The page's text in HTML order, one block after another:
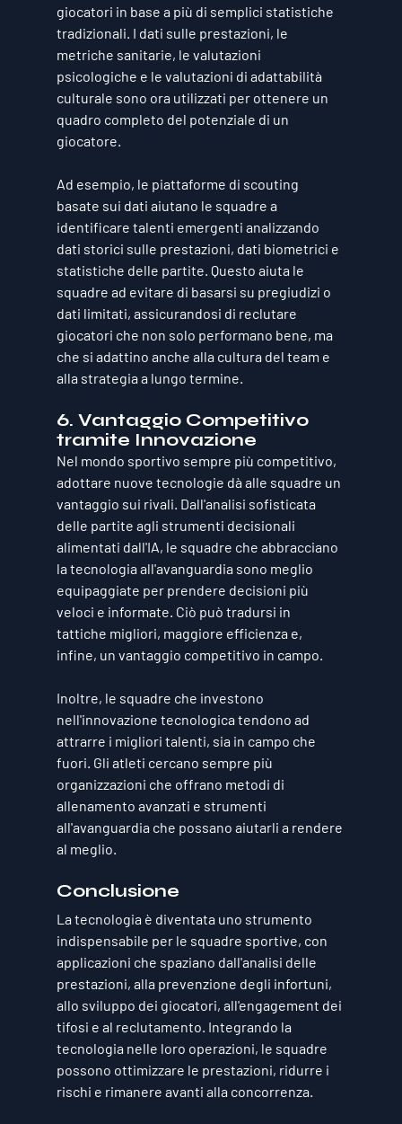
giocatori in base a più di semplici statistiche
tradizionali. I dati sulle prestazioni, le
metriche sanitarie, le valutazioni
psicologiche e le valutazioni di adattabilità
culturale sono ora utilizzati per ottenere un
quadro completo del potenziale di un
giocatore.
Ad esempio, le piattaforme di scouting
basate sui dati aiutano le squadre a
identificare talenti emergenti analizzando
dati storici sulle prestazioni, dati biometrici e
statistiche delle partite. Questo aiuta le
squadre ad evitare di basarsi su pregiudizi o
dati limitati, assicurandosi di reclutare
giocatori che non solo performano bene, ma
che si adattino anche alla cultura del team e
alla strategia a lungo termine.
6. Vantaggio Competitivo
tramite Innovazione
Nel mondo sportivo sempre più competitivo,
adottare nuove tecnologie dà alle squadre un
vantaggio sui rivali. Dall'analisi sofisticata
delle partite agli strumenti decisionali
alimentati dall'IA, le squadre che abbracciano
la tecnologia all'avanguardia sono meglio
equipaggiate per prendere decisioni più
veloci e informate. Ciò può tradursi in
tattiche migliori, maggiore efficienza e,
infine, un vantaggio competitivo in campo.
Inoltre, le squadre che investono
nell'innovazione tecnologica tendono ad
attrarre i migliori talenti, sia in campo che
fuori. Gli atleti cercano sempre più
organizzazioni che offrano metodi di
allenamento avanzati e strumenti
all'avanguardia che possano aiutarli a rendere
al meglio.
Conclusione
La tecnologia è diventata uno strumento
indispensabile per le squadre sportive, con
applicazioni che spaziano dall'analisi delle
prestazioni, alla prevenzione degli infortuni,
allo sviluppo dei giocatori, all'engagement dei
tifosi e al reclutamento. Integrando la
tecnologia nelle loro operazioni, le squadre
possono ottimizzare le prestazioni, ridurre i
rischi e rimanere avanti alla concorrenza.